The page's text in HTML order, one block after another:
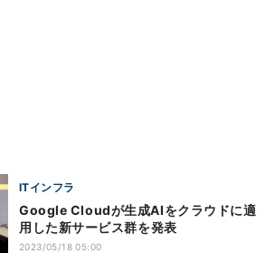
ITインフラ
Google Cloudが生成AIをクラウドに適
用した新サービス群を発表
2023/05/18 05:00